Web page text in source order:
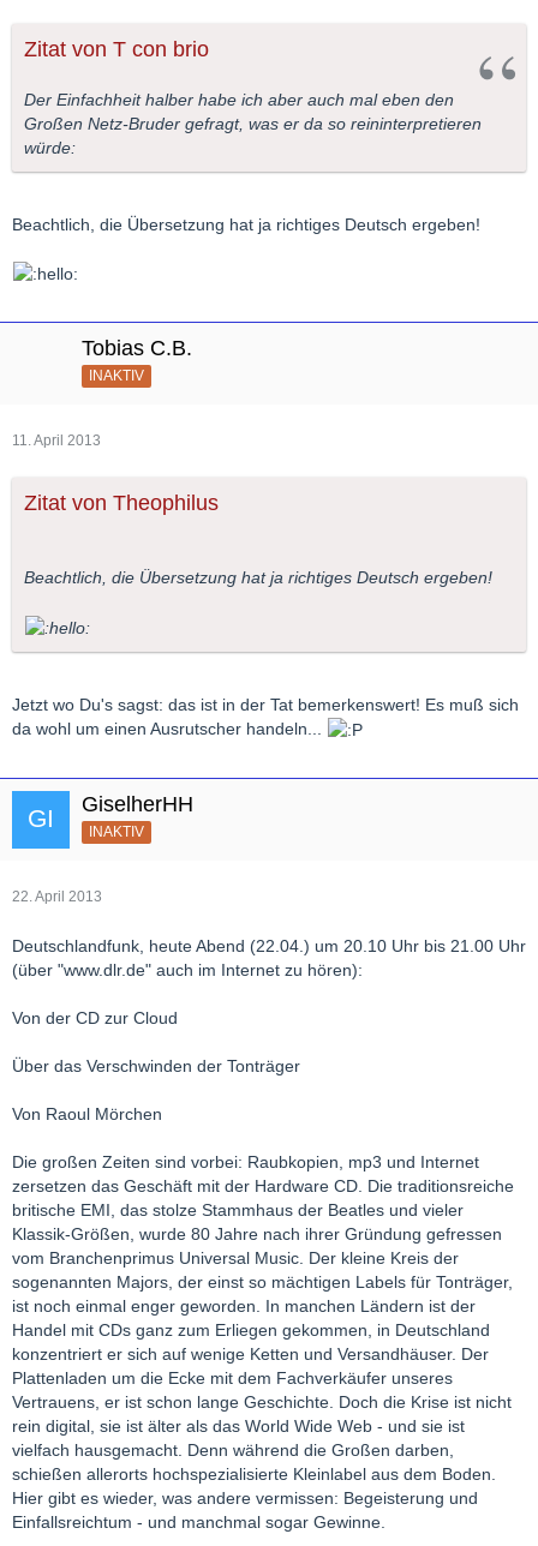
Zitat von T con brio
Der Einfachheit halber habe ich aber auch mal eben den
Großen Netz-Bruder gefragt, was er da so reininterpretieren
würde:
Beachtlich, die Übersetzung hat ja richtiges Deutsch ergeben!
Tobias C.B.
INAKTIV
11. April 2013
Zitat von Theophilus
Beachtlich, die Übersetzung hat ja richtiges Deutsch ergeben!
Jetzt wo Du's sagst: das ist in der Tat bemerkenswert! Es muß sich
da wohl um einen Ausrutscher handeln...
GiselherHH
INAKTIV
22. April 2013
Deutschlandfunk, heute Abend (22.04.) um 20.10 Uhr bis 21.00 Uhr
(über "www.dlr.de" auch im Internet zu hören):
Von der CD zur Cloud
Über das Verschwinden der Tonträger
Von Raoul Mörchen
Die großen Zeiten sind vorbei: Raubkopien, mp3 und Internet
zersetzen das Geschäft mit der Hardware CD. Die traditionsreiche
britische EMI, das stolze Stammhaus der Beatles und vieler
Klassik-Größen, wurde 80 Jahre nach ihrer Gründung gefressen
vom Branchenprimus Universal Music. Der kleine Kreis der
sogenannten Majors, der einst so mächtigen Labels für Tonträger,
ist noch einmal enger geworden. In manchen Ländern ist der
Handel mit CDs ganz zum Erliegen gekommen, in Deutschland
konzentriert er sich auf wenige Ketten und Versandhäuser. Der
Plattenladen um die Ecke mit dem Fachverkäufer unseres
Vertrauens, er ist schon lange Geschichte. Doch die Krise ist nicht
rein digital, sie ist älter als das World Wide Web - und sie ist
vielfach hausgemacht. Denn während die Großen darben,
schießen allerorts hochspezialisierte Kleinlabel aus dem Boden.
Hier gibt es wieder, was andere vermissen: Begeisterung und
Einfallsreichtum - und manchmal sogar Gewinne.